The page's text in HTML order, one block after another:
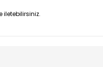
iletebilirsiniz.